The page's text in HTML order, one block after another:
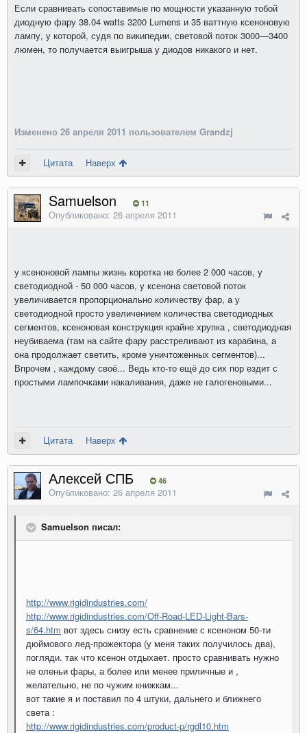
Если сравнивать сопоставимые по мощности указанную тобой
диодную фару 38.04 watts 3200 Lumens и 35 ваттную ксеноновую
лампу, у которой, судя по википедии, световой поток 3000—3400
люмен, то получается выигрыша у диодов никакого и нет.
Изменено 26 апреля 2011 пользователем Grandzj
Цитата Наверх
Samuelson 11
Опубликовано: 26 апреля 2011
у ксеноновой лампы жизнь коротка не более 2 000 часов, у
светодиодной - 50 000 часов, у ксенона световой поток
увеличивается пропорционально количеству фар, а у
светодиодной просто увеличением количества светодиодных
сегментов, ксеноновая конструкция крайне хрупка , светодиодная
неубиваема (там на сайте фару расстреливают из карабина, а
она продолжает светить, кроме уничтоженных сегментов)...
Впрочем , каждому своё... Ведь кто-то ещё до сих пор ездит с
простыми лампочками накаливания, даже не галогеновыми...
Цитата Наверх
Алексей СПБ 46
Опубликовано: 26 апреля 2011
Samuelson писал:
http://www.rigidindustries.com/
http://www.rigidindustries.com/Off-Road-LED-Light-Bars-
s/64.htm вот здесь снизу есть сравнение с ксеноном 50-ти
дюймового лед-прожектора (у меня таких получилось два),
погляди. так что ксенон отдыхает. просто сравнивать нужно
не оленьи фары, а более или менее приличные и ,
желательно, не по чужим книжкам...
вот такие я и поставил по 4 штуки, дальнего и ближнего
света :
http://www.rigidindustries.com/product-p/rgdl10.htm